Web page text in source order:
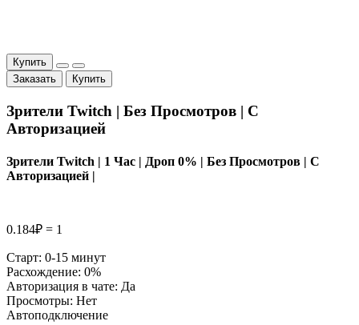
Купить
Заказать
Купить
Зрители Twitch | Без Просмотров | С
Авторизацией
Зрители Twitch | 1 Час | Дроп 0% | Без Просмотров | С
Авторизацией |
0.184₽ = 1
Старт: 0-15 минут
Расхождение: 0%
Авторизация в чате: Да
Просмотры: Нет
Автоподключение